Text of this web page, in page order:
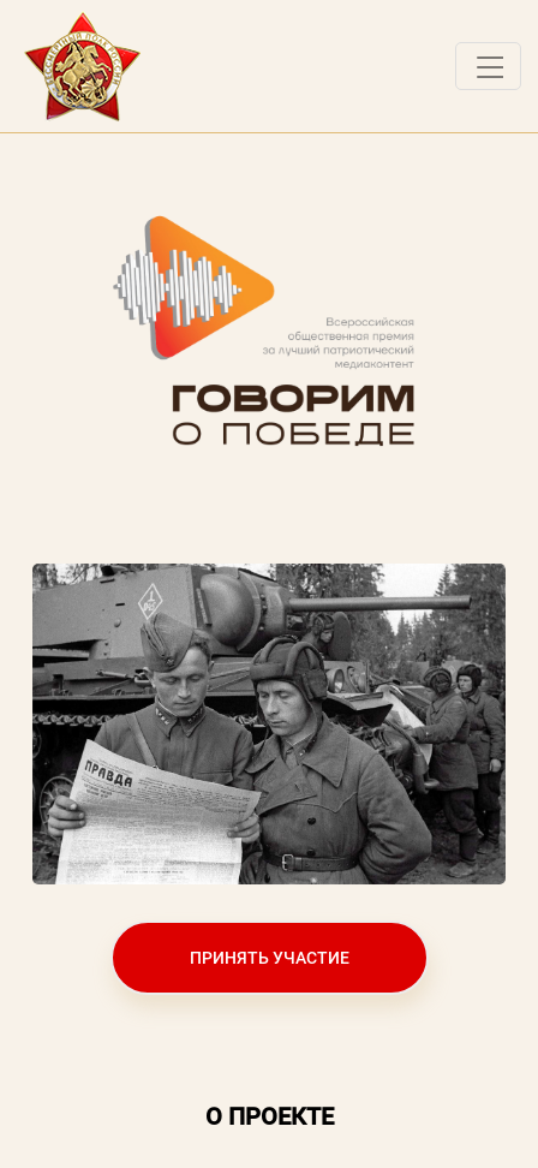
ВОПРОСЫ
ВХОД В ЛК
ВХОД В ЛИЧНЫЙ КАБИНЕТ
Логин (электронная почта)
Заполняя данную форму вы соглашаетесь с
политикой конфиденциальности
сайта
ВОЙТИ
Регистрация Забыли пароль?
ПРИНЯТЬ УЧАСТИЕ
О ПРОЕКТЕ